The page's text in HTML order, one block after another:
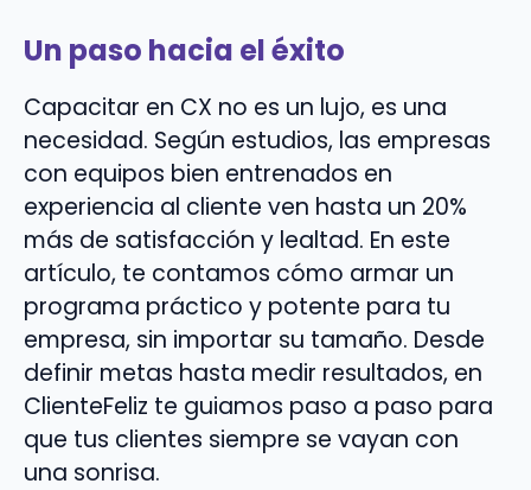
Un paso hacia el éxito
Capacitar en CX no es un lujo, es una
necesidad. Según estudios, las empresas
con equipos bien entrenados en
experiencia al cliente ven hasta un 20%
más de satisfacción y lealtad. En este
artículo, te contamos cómo armar un
programa práctico y potente para tu
empresa, sin importar su tamaño. Desde
definir metas hasta medir resultados, en
ClienteFeliz te guiamos paso a paso para
que tus clientes siempre se vayan con
una sonrisa.